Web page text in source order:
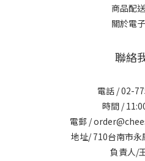
商品配
關於電
聯絡
電話 / 02-
時間 /
電郵 /
地址/ 710台南市
負責人/